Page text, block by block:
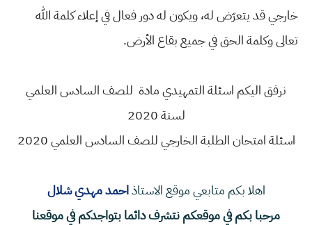
خارجي قد يتعرّض له، ويكون له دور فعال في إعلاء كلمة الله
تعالى وكلمة الحق في جميع بقاع الأرض.
نرفق اليكم اسئلة التمهيدي مادة للصف السادس العلمي
لسنة 2020
اسئلة امتحان الطلبة الخارجي للصف السادس العلمي 2020
اهلا بكم متابعي موقع الاستاذاحمد مهدي شلال
مرحبا بكم في موقعكم نتشرف دائما بتواجدكم في موقعنا